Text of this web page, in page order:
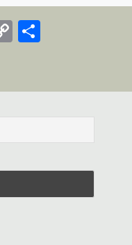
C
Li er